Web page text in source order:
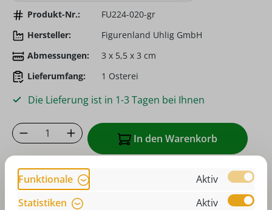
Produkt-Nr.:
FU224-020-gr
Hersteller:
Figurenland Uhlig GmbH
Abmessungen:
3 x 5,5 x 3 cm
Lieferumfang:
1 Osterei
Die Lieferung ist in 1-3 Tagen bei Ihnen
Produkt Anzahl: Gib den gewünschten
In den Warenkorb
Zum Merkzettel hinzufügen
oder sofort bestellen mit
Funktionale
Aktiv
Statistiken
Aktiv